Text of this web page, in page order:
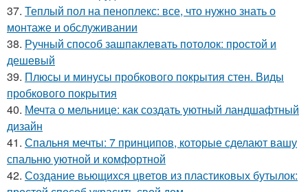
37. Теплый пол на пеноплекс: все, что нужно знать о
монтаже и обслуживании
38. Ручный способ зашпаклевать потолок: простой и
дешевый
39. Плюсы и минусы пробкового покрытия стен. Виды
пробкового покрытия
40. Мечта о мельнице: как создать уютный ландшафтный
дизайн
41. Спальня мечты: 7 принципов, которые сделают вашу
спальню уютной и комфортной
42. Создание вьющихся цветов из пластиковых бутылок: